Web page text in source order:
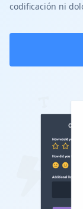
codificación ni